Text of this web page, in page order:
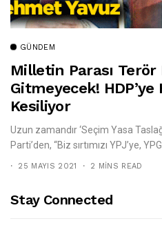
GÜNDEM
Milletin Parası
Gitmeyecek! HDP’ye
Kesiliyor
Uzun zamandır ‘Seçim Yasa
Parti’den, “Biz sırtımızı YPJ’ye,
25 MAYIS 2021 2 MINS READ
Stay Connected